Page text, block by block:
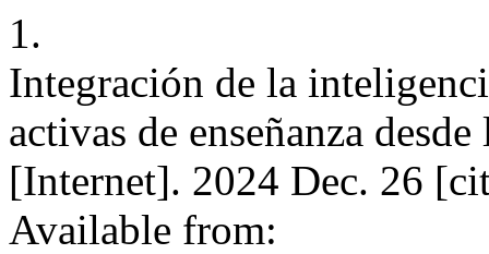
1.
Integración de la
activas de enseñanza
[Internet]. 2024 Dec. 26
Available from: